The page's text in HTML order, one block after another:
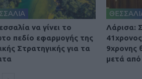
να γίνει το
πεδίο εφαρμογής της
Στρατηγικής για τα
Λάρισα:
9χρονης
μετά